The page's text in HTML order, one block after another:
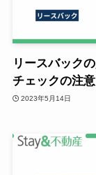
リースバック
チェックの注
2023年5月14日